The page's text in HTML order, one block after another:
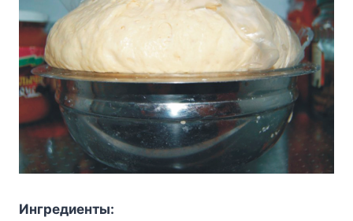
Ингpeдиeнты: